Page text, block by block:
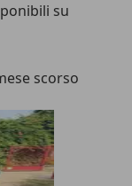
su
scorso